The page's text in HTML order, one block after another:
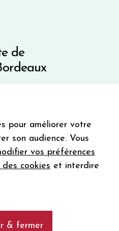
de
pour améliorer votre
son audience. Vous
vos préférences
cookies et interdire
& fermer
votre première commande
d'achat
de recevoir la newsletter de la